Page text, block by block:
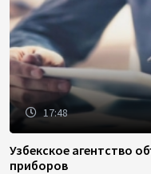
17:48
Узбекское агентство
приборов